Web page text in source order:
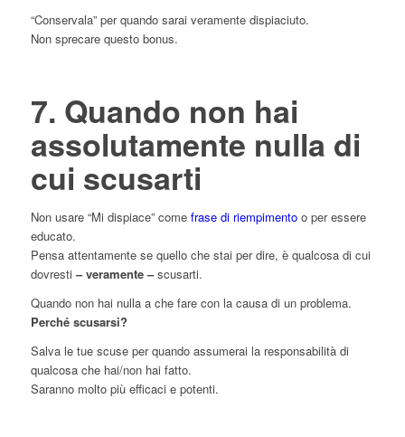
“Conservala” per quando sarai veramente dispiaciuto.
Non sprecare questo bonus.
7. Quando non hai
assolutamente nulla di
cui scusarti
Non usare “Mi dispiace” come frase di riempimentoo per essere
educato.
Pensa attentamente se quello che stai per dire, è qualcosa di cui
dovresti – veramente –scusarti.
Quando non hai nulla a che fare con la causa di un problema.
Perché scusarsi?
Salva le tue scuse per quando assumerai la responsabilità di
qualcosa che hai/non hai fatto.
Saranno molto più efficaci e potenti.